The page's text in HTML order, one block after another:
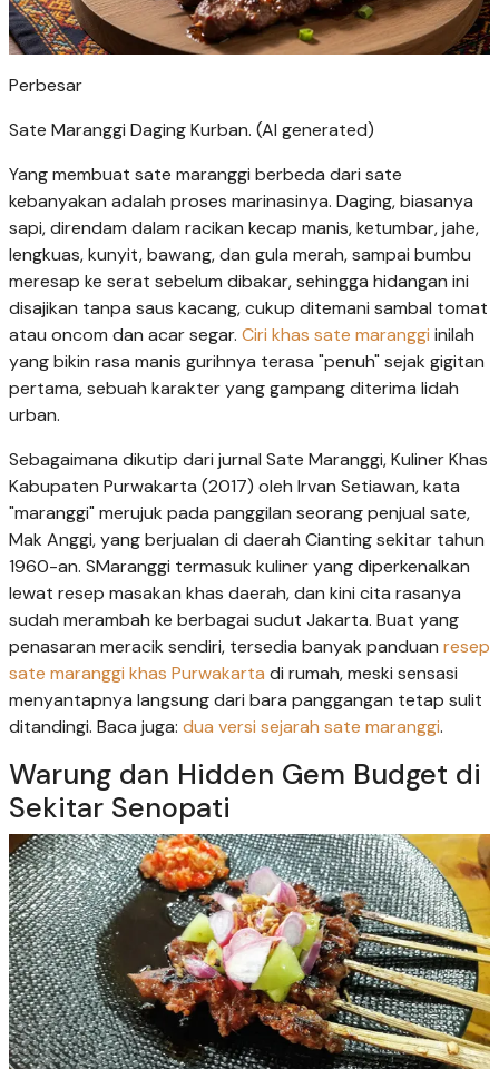
Perbesar
Sate Maranggi Daging Kurban. (AI generated)
Yang membuat sate maranggi berbeda dari sate
kebanyakan adalah proses marinasinya. Daging, biasanya
sapi, direndam dalam racikan kecap manis, ketumbar, jahe,
lengkuas, kunyit, bawang, dan gula merah, sampai bumbu
meresap ke serat sebelum dibakar, sehingga hidangan ini
disajikan tanpa saus kacang, cukup ditemani sambal tomat
atau oncom dan acar segar. Ciri khas sate maranggi inilah
yang bikin rasa manis gurihnya terasa "penuh" sejak gigitan
pertama, sebuah karakter yang gampang diterima lidah
urban.
Sebagaimana dikutip dari jurnal Sate Maranggi, Kuliner Khas
Kabupaten Purwakarta (2017) oleh Irvan Setiawan, kata
"maranggi" merujuk pada panggilan seorang penjual sate,
Mak Anggi, yang berjualan di daerah Cianting sekitar tahun
1960-an. SMaranggi termasuk kuliner yang diperkenalkan
lewat resep masakan khas daerah, dan kini cita rasanya
sudah merambah ke berbagai sudut Jakarta. Buat yang
penasaran meracik sendiri, tersedia banyak panduan resep
sate maranggi khas Purwakarta di rumah, meski sensasi
menyantapnya langsung dari bara panggangan tetap sulit
ditandingi. Baca juga: dua versi sejarah sate maranggi.
Warung dan Hidden Gem Budget di
Sekitar Senopati